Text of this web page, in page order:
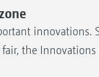
innovations.
the Innovations